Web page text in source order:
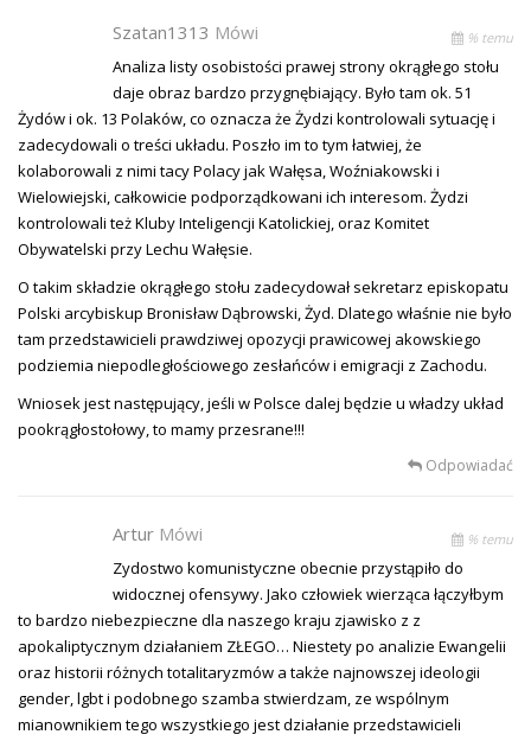
Szatan1313 Mówi % temu
Analiza listy osobistości prawej strony okrągłego stołu
daje obraz bardzo przygnębiający. Było tam ok. 51
Żydów i ok. 13 Polaków, co oznacza że Żydzi kontrolowali sytuację i
zadecydowali o treści układu. Poszło im to tym łatwiej, że
kolaborowali z nimi tacy Polacy jak Wałęsa, Woźniakowski i
Wielowiejski, całkowicie podporządkowani ich interesom. Żydzi
kontrolowali też Kluby Inteligencji Katolickiej, oraz Komitet
Obywatelski przy Lechu Wałęsie.
O takim składzie okrągłego stołu zadecydował sekretarz episkopatu
Polski arcybiskup Bronisław Dąbrowski, Żyd. Dlatego właśnie nie było
tam przedstawicieli prawdziwej opozycji prawicowej akowskiego
podziemia niepodległościowego zesłańców i emigracji z Zachodu.
Wniosek jest następujący, jeśli w Polsce dalej będzie u władzy układ
pookrągłostołowy, to mamy przesrane!!!
Odpowiadać
Artur Mówi % temu
Zydostwo komunistyczne obecnie przystąpiło do
widocznej ofensywy. Jako człowiek wierząca łączyłbym
to bardzo niebezpieczne dla naszego kraju zjawisko z z
apokaliptycznym działaniem ZŁEGO… Niestety po analizie Ewangelii
oraz historii różnych totalitaryzmów a także najnowszej ideologii
gender, lgbt i podobnego szamba stwierdzam, ze wspólnym
mianownikiem tego wszystkiego jest działanie przedstawicieli